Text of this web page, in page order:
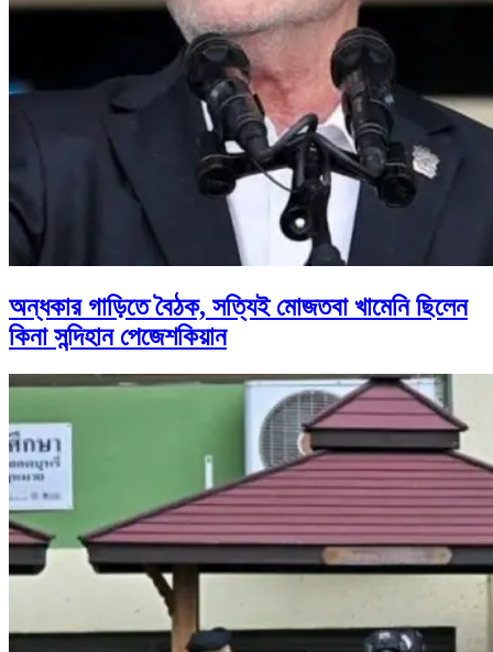
অন্ধকার গাড়িতে বৈঠক, সত্যিই মোজতবা খামেনি ছিলেন
কিনা সন্দিহান পেজেশকিয়ান